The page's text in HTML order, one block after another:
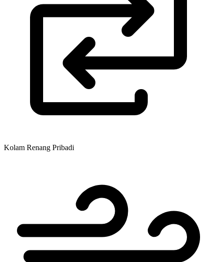
Kolam Renang Pribadi